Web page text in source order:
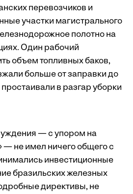
перевозчиков и
участки магистрального
полотно на
Один рабочий
объем топливных баков,
больше от заправки до
в разгар уборки
— с упором на
— не имел ничего общего с
инвестиционные
бразильских железных
директивы, не